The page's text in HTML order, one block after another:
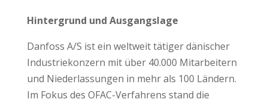
Hintergrund und Ausgangslage
Danfoss A/S ist ein weltweit tätiger dänischer
Industriekonzern mit über 40.000 Mitarbeitern
und Niederlassungen in mehr als 100 Ländern.
Im Fokus des OFAC-Verfahrens stand die